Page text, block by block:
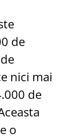
de
nici mai
de
o